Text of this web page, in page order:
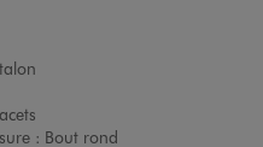
: Bout rond